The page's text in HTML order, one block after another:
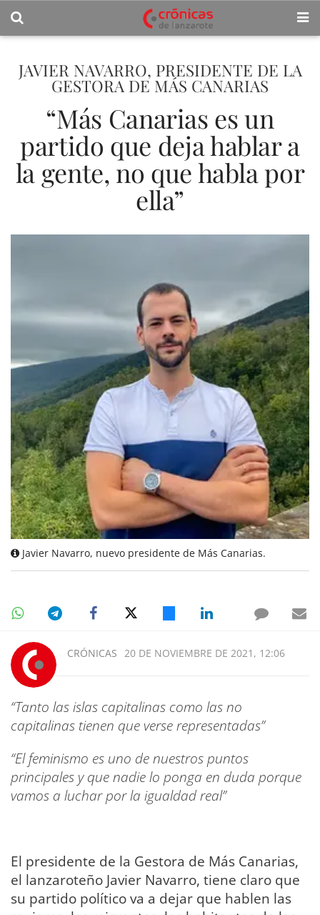
JAVIER NAVARRO, PRESIDENTE DE LA
GESTORA DE MÁS CANARIAS
“Más Canarias es un
partido que deja hablar a
la gente, no que habla por
ella”
Javier Navarro, nuevo presidente de Más Canarias.
CRÓNICAS 20 DE NOVIEMBRE DE 2021, 12:06
“Tanto las islas capitalinas como las no
capitalinas tienen que verse representadas”
“El feminismo es uno de nuestros puntos
principales y que nadie lo ponga en duda porque
vamos a luchar por la igualdad real”
El presidente de la Gestora de Más Canarias,
el lanzaroteño Javier Navarro, tiene claro que
su partido político va a dejar que hablen las